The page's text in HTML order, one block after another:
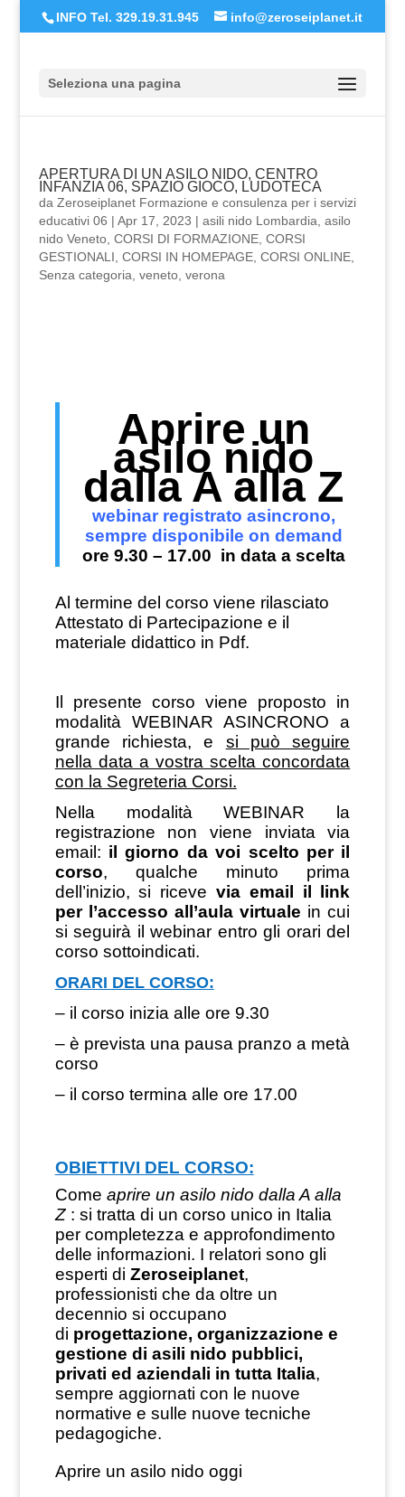
INFO Tel. 329.19.31.945 info@zeroseiplanet.it
Seleziona una pagina
APERTURA DI UN ASILO NIDO, CENTRO
INFANZIA 06, SPAZIO GIOCO, LUDOTECA
da Zeroseiplanet Formazione e consulenza per i servizi
educativi 06 | Apr 17, 2023 | asili nido Lombardia asilo
nido Veneto, CORSI DI FORMAZIONE, CORSI
GESTIONALI CORSI IN HOMEPAGE, CORSI ONLINE,
Senza categoria veneto, verona
Aprire un
asilo nido
dalla A alla Z
webinar registrato asincrono,
sempre disponibile on demand
ore 9.30 – 17.00 in data a scelta
Al termine del corso viene rilasciato
Attestato di Partecipazione e il
materiale didattico in Pdf.
Il presente corso viene proposto in
modalità WEBINAR ASINCRONO a
grande richiesta, e si può seguire
nella data a vostra scelta concordata
con la Segreteria Corsi.
Nella modalità WEBINAR la
registrazione non viene inviata via
email: il giorno da voi scelto per il
corso, qualche minuto prima
dell’inizio, si riceve via email il link
per l’accesso all’aula virtuale in cui
si seguirà il webinar entro gli orari del
corso sottoindicati.
ORARI DEL CORSO:
– il corso inizia alle ore 9.30
– è prevista una pausa pranzo a metà
corso
– il corso termina alle ore 17.00
OBIETTIVI DEL CORSO:
Come aprire un asilo nido dalla A alla
Z: si tratta di un corso unico in Italia
per completezza e approfondimento
delle informazioni. I relatori sono gli
esperti di Zeroseiplanet,
professionisti che da oltre un
decennio si occupano
di progettazione, organizzazione e
gestione di asili nido pubblici,
privati ed aziendali in tutta Italia,
sempre aggiornati con le nuove
normative e sulle nuove tecniche
pedagogiche.
Aprire un asilo nido oggi